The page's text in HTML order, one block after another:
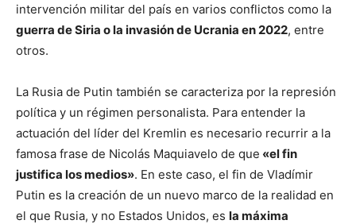
intervención militar del país en varios conflictos como la
guerra de Siria o la invasión de Ucrania en 2022, entre
otros.
La Rusia de Putin también se caracteriza por la represión
política y un régimen personalista. Para entender la
actuación del líder del Kremlin es necesario recurrir a la
famosa frase de Nicolás Maquiavelo de que «el fin
justifica los medios». En este caso, el fin de Vladímir
Putin es la creación de un nuevo marco de la realidad en
el que Rusia, y no Estados Unidos, es la máxima